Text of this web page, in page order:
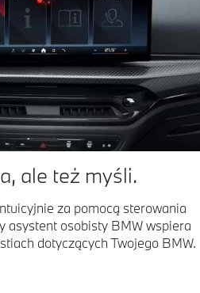
ale też myśli.
za pomocą sterowania
asystent osobisty BMW wspiera
dotyczących Twojego BMW.